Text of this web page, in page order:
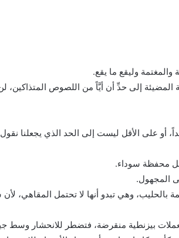
وليقع ما يقع.
المضيئة إلى حدِّ أن أيَّاً من اللصوص المتذاكين،
أو على الأقل ليست إلى الحد الذي يجعلنا نقول
محفظة سوداء.
المجهول.
وهي تبدو أنها لا تحتمل المقاهي، لأن
بيزنطية منقرضة، فتضطر للانحشار وسط